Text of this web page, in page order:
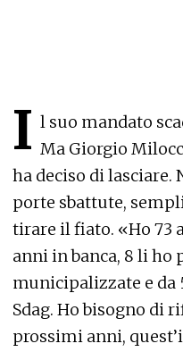
I l suo mandato
Ma Giorgio
ha deciso di lasciare.
porte sbattute,
tirare il fiato. «Ho 73
anni in banca, 8 li ho
municipalizzate e da
Sdag. Ho bisogno di
prossimi anni,